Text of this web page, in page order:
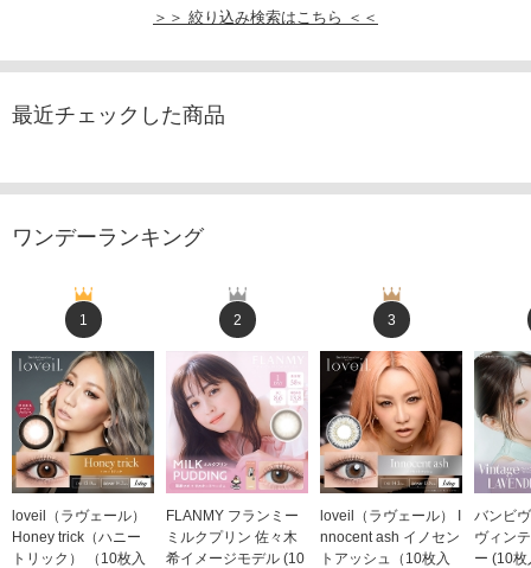
＞＞ 絞り込み検索はこちら ＜＜
最近チェックした商品
ワンデーランキング
1
loveil（ラヴェール）
Honey trick（ハニー
トリック） （10枚入
2
FLANMY フランミー
ミルクプリン 佐々木
希イメージモデル (10
3
loveil（ラヴェール） I
nnocent ash イノセン
トアッシュ（10枚入
バンビ
ヴィン
ー (10